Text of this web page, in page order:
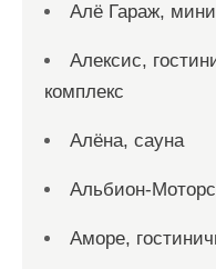
Алё Гараж,
Алексис,
комплекс
Алёна, сауна
Альбион-
Аморе,